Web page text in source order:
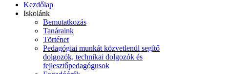
Kezdőlap
Iskolánk
Bemutatkozás
Tanáraink
Történet
Pedagógiai munkát közvetlenül segítő
dolgozók, technikai dolgozók és
fejlesztőpedagógusok